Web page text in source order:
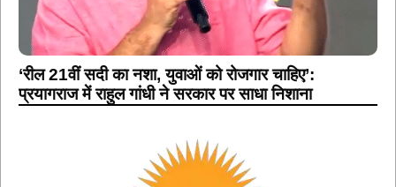
‘रील 21वीं सदी का नशा, युवाओं को रोजगार चाहिए’:
प्रयागराज में राहुल गांधी ने सरकार पर साधा निशाना